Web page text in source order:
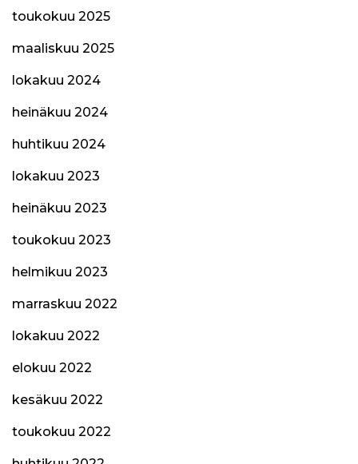
toukokuu 2025
maaliskuu 2025
lokakuu 2024
heinäkuu 2024
huhtikuu 2024
lokakuu 2023
heinäkuu 2023
toukokuu 2023
helmikuu 2023
marraskuu 2022
lokakuu 2022
elokuu 2022
kesäkuu 2022
toukokuu 2022